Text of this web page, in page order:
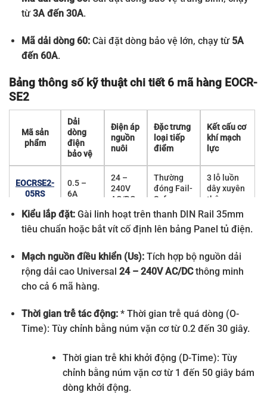
từ3A đến 30A.
Mã dải dòng 60:Cài đặt dòng bảo vệ lớn, chạy từ 5A
đến 60A.
Bảng thông số kỹ thuật chi tiết 6 mã hàng EOCR-
SE2
Mã sản
phẩm
Dải
dòng
điện
bảo vệ
Điện áp
nguồn
nuôi
Đặc trưng
loại tiếp
điểm
Kết cấu cơ
khí mạch
lực
EOCRSE2-
05RS
0.5 –
6A
24 –
240V
AC/DC
Thường
đóng Fail-
Safe
3 lỗ luồn
dây xuyên
thân
EOCRSE2-
3 – 30A
24 –
240V
Thường
đóng Fail-
3 lỗ luồn
dây xuyên
EOCRSE2-
60RS
5 – 60A
24 –
Thường
3 lỗ luồn
dây xuyên
EOCRSE2-
05NS
0.5 –
6A
24 –
240V
AC/DC
Thường
mở Non-
Fail Safe
3 lỗ luồn
dây xuyên
thân
3 – 30A
24 –
240V
Thường
mở Non-
3 lỗ luồn
dây xuyên
thân
Kiểu lắp đặt:Gài linh hoạt trên thanh DIN Rail 35mm
tiêu chuẩn hoặc bắt vít cố định lên bảng Panel tủ điện.
Mạch nguồn điều khiển (Us):Tích hợp bộ nguồn dải
rộng dải cao Universal 24 – 240V AC/DCthông minh
cho cả 6 mã hàng.
Thời gian trễ tác động:* Thời gian trễ quá dòng (O-
Time): Tùy chỉnh bằng núm vặn cơ từ 0.2 đến 30 giây.
Thời gian trễ khi khởi động (D-Time): Tùy
chỉnh bằng núm vặn cơ từ 1 đến 50 giây bám
dòng khởi động.